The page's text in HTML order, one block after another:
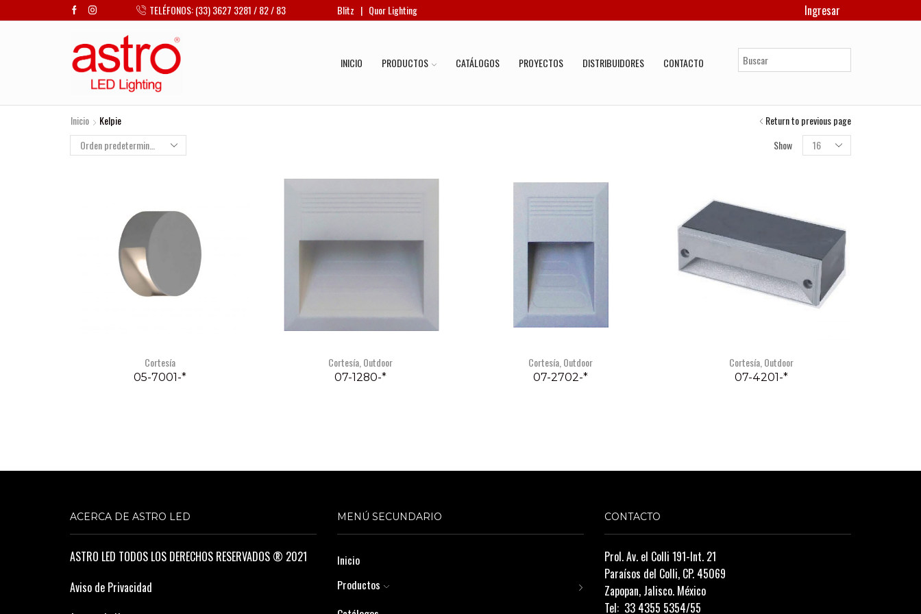
TELÉFONOS: (33) 3627 3281 / 82 / 83 Blitz | Quor Lighting Ingresar
INICIO PRODUCTOS CATÁLOGOS PROYECTOS DISTRIBUIDORES CONTACTO
Inicio Kelpie
Return to previous page
Show
Products
per
Cortesía
05-7001-*
Cortesía, Outdoor
07-1280-*
Cortesía Outdoor
07-2702-*
Cortesía, Outdoor
07-4201-*
ACERCA DE ASTRO LED
ASTRO LED TODOS LOS DERECHOS RESERVADOS ® 2021
Aviso de Privacidad
MENÚ SECUNDARIO
Inicio
Productos
CONTACTO
Prol. Av. el Colli 191-Int. 21
Paraísos del Colli, CP. 45069
Zapopan, Jalisco. México
Tel: 33 4355 5354/55